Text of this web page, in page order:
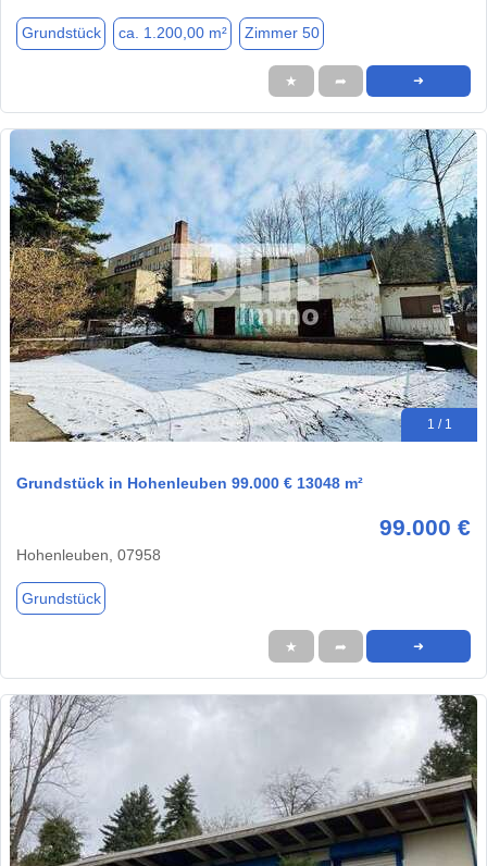
Grundstück ca. 1.200,00 m² Zimmer 50
★ ➦ ➜
1 / 1
Grundstück in Hohenleuben 99.000 € 13048 m²
99.000 €
Hohenleuben, 07958
Grundstück
★ ➦ ➜